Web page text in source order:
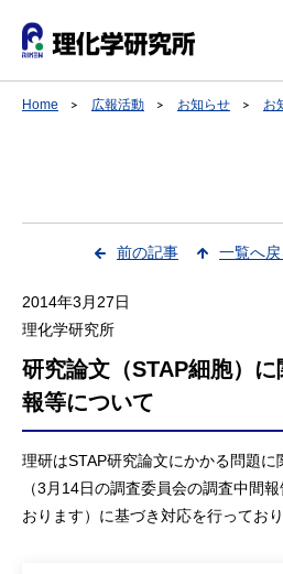
Home 広報活動 お知らせ お
前の記事 一覧へ戻
2014年3月27日
理化学研究所
研究論文（STAP細胞）
報等について
理研はSTAP研究論文にかかる問題
（3月14日の調査委員会の調査中間
おります）に基づき対応を行っており